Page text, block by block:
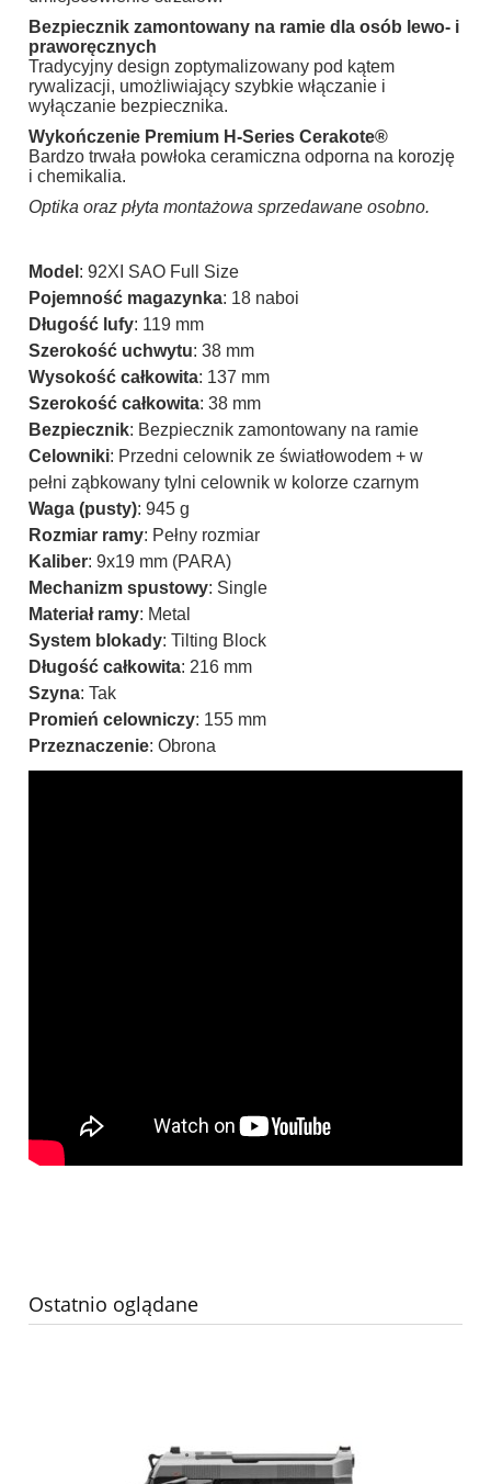
Bezpiecznik zamontowany na ramie dla osób lewo- i
praworęcznych
Tradycyjny design zoptymalizowany pod kątem
rywalizacji, umożliwiający szybkie włączanie i
wyłączanie bezpiecznika.
Wykończenie Premium H-Series Cerakote®
Bardzo trwała powłoka ceramiczna odporna na korozję
i chemikalia.
Optika oraz płyta montażowa sprzedawane osobno.
Model : 92XI SAO Full Size
Pojemność magazynka: 18 naboi
Długość lufy: 119 mm
Szerokość uchwytu: 38 mm
Wysokość całkowita: 137 mm
Szerokość całkowita: 38 mm
Bezpiecznik: Bezpiecznik zamontowany na ramie
Celowniki: Przedni celownik ze światłowodem + w
pełni ząbkowany tylni celownik w kolorze czarnym
Waga (pusty): 945 g
Rozmiar ramy: Pełny rozmiar
Kaliber: 9x19 mm (PARA)
Mechanizm spustowy: Single
Materiał ramy: Metal
System blokady: Tilting Block
Długość całkowita: 216 mm
Szyna: Tak
Promień celowniczy: 155 mm
Przeznaczenie: Obrona
Ostatnio oglądane